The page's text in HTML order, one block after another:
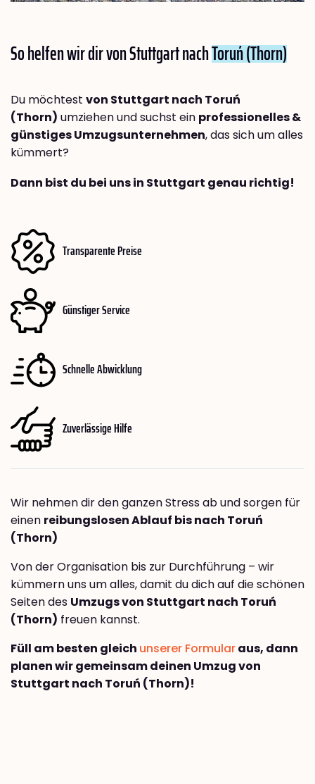
So helfen wir dir von Stuttgart nachToruń (Thorn)
Du möchtest von Stuttgart nach Toruń
(Thorn) umziehen und suchst ein professionelles &
günstiges Umzugsunternehmen, das sich um alles
kümmert?
Dann bist du bei uns in Stuttgart genau richtig!
Transparente Preise
Günstiger Service
Schnelle Abwicklung
Zuverlässige Hilfe
Wir nehmen dir den ganzen Stress ab und sorgen für
einen reibungslosen Ablauf bis nach Toruń
(Thorn)
Von der Organisation bis zur Durchführung – wir
kümmern uns um alles, damit du dich auf die schönen
Seiten des Umzugs von Stuttgart nach Toruń
(Thorn) freuen kannst.
Füll am besten gleich unserer Formularaus, dann
planen wir gemeinsam deinen Umzug von
Stuttgart nach Toruń (Thorn)!